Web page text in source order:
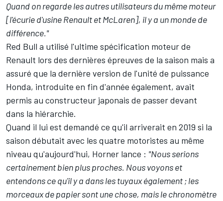
Quand on regarde les autres utilisateurs du même moteur
[l'écurie d'usine Renault et McLaren], il y a un monde de
différence."
Red Bull a utilisé l'ultime spécification moteur de
Renault lors des dernières épreuves de la saison mais a
assuré que la dernière version de l'unité de puissance
Honda, introduite en fin d'année également, avait
permis au constructeur japonais de passer devant
dans la hiérarchie.
Quand il lui est demandé ce qu'il arriverait en 2019 si la
saison débutait avec les quatre motoristes au même
niveau qu'aujourd'hui, Horner lance : "Nous serions
certainement bien plus proches. Nous voyons et
entendons ce qu'il y a dans les tuyaux également ; les
morceaux de papier sont une chose, mais le chronomètre